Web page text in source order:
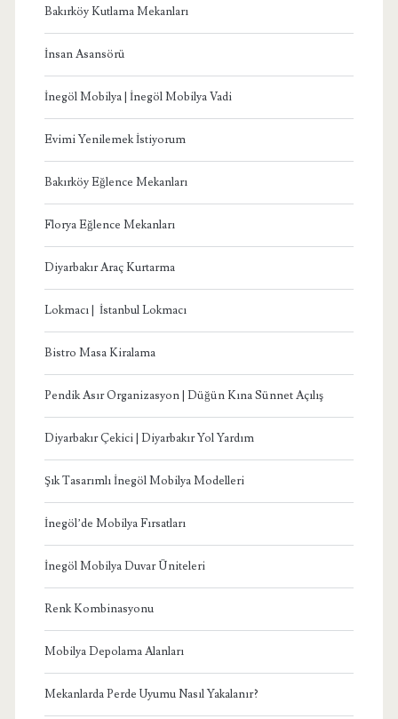
Bakırköy Kutlama Mekanları
İnsan Asansörü
İnegöl Mobilya | İnegöl Mobilya Vadi
Evimi Yenilemek İstiyorum
Bakırköy Eğlence Mekanları
Florya Eğlence Mekanları
Diyarbakır Araç Kurtarma
Lokmacı | İstanbul Lokmacı
Bistro Masa Kiralama
Pendik Asır Organizasyon | Düğün Kına Sünnet Açılış
Diyarbakır Çekici | Diyarbakır Yol Yardım
Şık Tasarımlı İnegöl Mobilya Modelleri
İnegöl’de Mobilya Fırsatları
İnegöl Mobilya Duvar Üniteleri
Renk Kombinasyonu
Mobilya Depolama Alanları
Mekanlarda Perde Uyumu Nasıl Yakalanır?